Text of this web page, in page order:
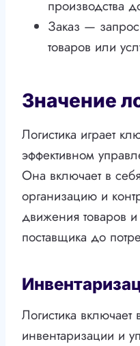
производства
Заказ —
товаров или
Значение
Логистика играет
эффективном
Она включает в
организацию и
движения товаров
поставщика до
Логистика
инвентаризации и